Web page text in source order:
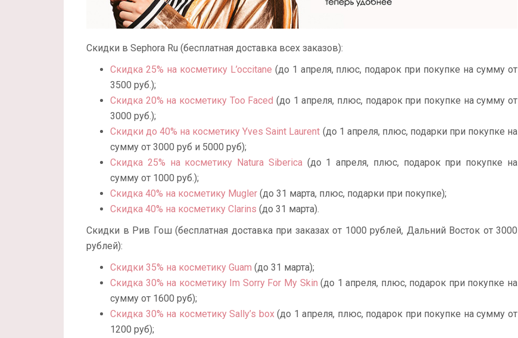
Скидки в Sephora Ru (бесплатная доставка всех заказов):
Скидка 25% на косметику L’occitane (до 1 апреля, плюс, подарок при покупке на сумму от
3500 руб.);
Скидка 20% на косметику Too Faced (до 1 апреля, плюс, подарок при покупке на сумму от
3000 руб.);
Скидки до 40% на косметику Yves Saint Laurent (до 1 апреля, плюс, подарки при покупке на
сумму от 3000 руб и 5000 руб);
Скидка 25% на косметику Natura Siberica (до 1 апреля, плюс, подарок при покупке на
сумму от 1000 руб.);
Скидка 40% на косметику Mugler (до 31 марта, плюс, подарки при покупке);
Скидка 40% на косметику Clarins (до 31 марта).
Скидки в Рив Гош (бесплатная доставка при заказах от 1000 рублей, Дальний Восток от 3000
рублей):
Скидки 35% на косметику Guam (до 31 марта);
Скидка 30% на косметику Im Sorry For My Skin (до 1 апреля, плюс, подарок при покупке на
сумму от 1600 руб);
Скидка 30% на косметику Sally’s box(до 1 апреля, плюс, подарок при покупке на сумму от
1200 руб);